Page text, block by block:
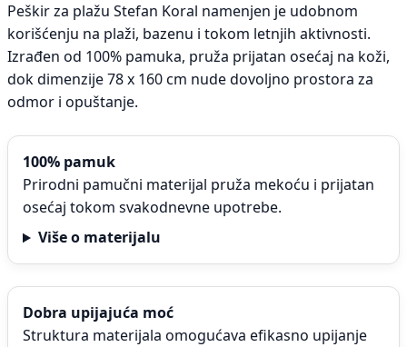
Peškir za plažu Stefan Koral namenjen je udobnom
korišćenju na plaži, bazenu i tokom letnjih aktivnosti.
Izrađen od 100% pamuka, pruža prijatan osećaj na koži,
dok dimenzije 78 x 160 cm nude dovoljno prostora za
odmor i opuštanje.
100% pamuk
Prirodni pamučni materijal pruža mekoću i prijatan
osećaj tokom svakodnevne upotrebe.
Više o materijalu
Dobra upijajuća moć
Struktura materijala omogućava efikasno upijanje